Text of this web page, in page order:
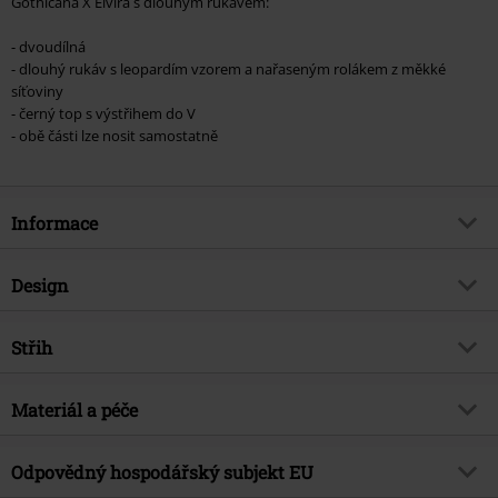
- dvoudílná
- dlouhý rukáv s leopardím vzorem a nařaseným rolákem z měkké
síťoviny
- černý top s výstřihem do V
- obě části lze nosit samostatně
Informace
Zboží č.
Brand
Téma produktů
Pohlaví
Ženy
Design
Typ výrobku
Vytištěno
Výstřih
Kulatý výstřih
Střih
Střih/vrchní díl
Délka
Normální
Materiál a péče
Vrchní materiál
100% polyester
Odpovědný hospodářský subjekt EU